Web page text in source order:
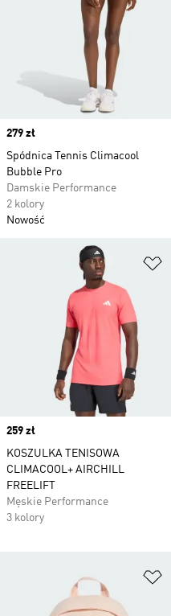
Price
279 zł
Spódnica Tennis Climacool
Bubble Pro
Damskie Performance
2 kolory
Nowość
Price
259 zł
KOSZULKA TENISOWA
CLIMACOOL+ AIRCHILL
FREELIFT
Męskie Performance
3 kolory